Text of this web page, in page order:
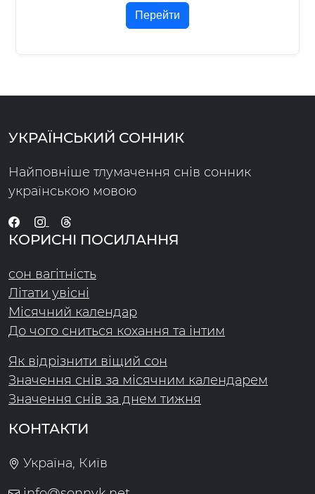
Перейти
УКРАЇНСЬКИЙ СОННИК
Найповніше тлумачення снів сонник
українською мовою
КОРИСНІ ПОСИЛАННЯ
сон вагітність
Літати увісні
Місячний календар
До чого сниться кохання та інтим
Як відрізнити віщий сон
Значення снів за місячним календарем
Значення снів за днем тижня
КОНТАКТИ
Україна, Київ